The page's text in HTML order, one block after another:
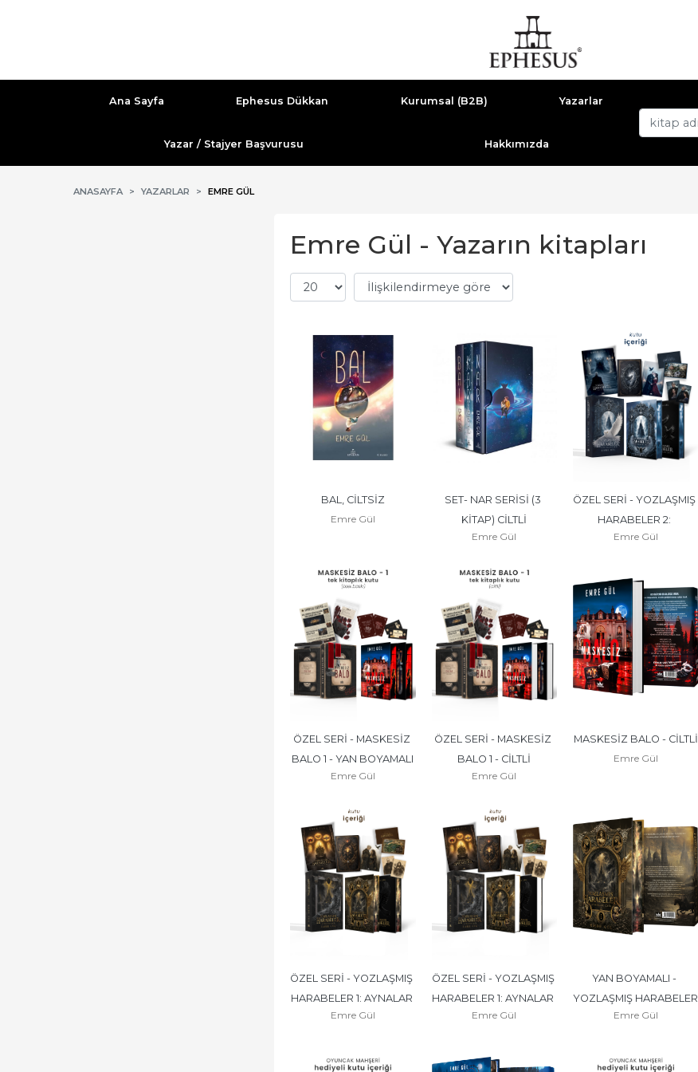
Ana Sayfa Ephesus Dükkan Kurumsal (B2B) Yazarlar
Yazar / Stajyer Başvurusu Hakkımızda
ANASAYFA YAZARLAR EMRE GÜL
Emre Gül - Yazarın kitapları
BAL, CİLTSİZ
Emre Gül
SET- NAR SERİSİ (3
KİTAP) CİLTLİ
Emre Gül
ÖZEL SERİ - YOZLAŞMIŞ
HARABELER 2:
YANSIMALAR ÇAĞI - YAN
Emre Gül
ÖZEL SERİ - MASKESİZ
BALO 1 - YAN BOYAMALI
Emre Gül
ÖZEL SERİ - MASKESİZ
BALO 1 - CİLTLİ
Emre Gül
MASKESİZ BALO - CİLTLİ
Emre Gül
ÖZEL SERİ - YOZLAŞMIŞ
HARABELER 1: AYNALAR
ÇAĞI - YAN BOYAMALI
Emre Gül
ÖZEL SERİ - YOZLAŞMIŞ
HARABELER 1: AYNALAR
ÇAĞI - CİLTLİ
Emre Gül
YAN BOYAMALI -
YOZLAŞMIŞ HARABELER
1: AYNALAR ÇAĞI
Emre Gül